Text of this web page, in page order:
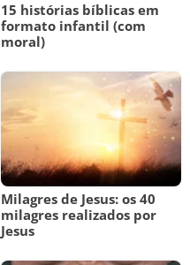
15 histórias bíblicas em
formato infantil (com
moral)
Milagres de Jesus: os 40
milagres realizados por
Jesus